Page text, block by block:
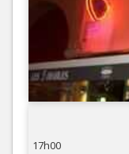
17h00